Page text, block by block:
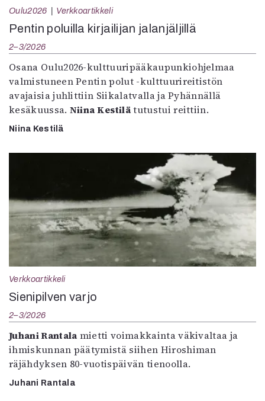
Oulu2026 Verkkoartikkeli
Pentin poluilla kirjailijan jalanjäljillä
2–3/2026
Osana Oulu2026-kulttuuripääkaupunkiohjelmaa
valmistuneen Pentin polut -kulttuurireitistön
avajaisia juhlittiin Siikalatvalla ja Pyhännällä
kesäkuussa. Niina Kestilätutustui reittiin.
Niina Kestilä
Verkkoartikkeli
Sienipilven varjo
2–3/2026
Juhani Rantala mietti voimakkainta väkivaltaa ja
ihmiskunnan päätymistä siihen Hiroshiman
räjähdyksen 80-vuotispäivän tienoolla.
Juhani Rantala